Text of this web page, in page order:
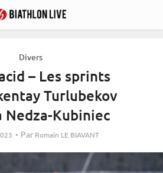
Divers
– Les sprints
Turlubekov
Nedza-Kubiniec
Par Romain LE BIAVANT